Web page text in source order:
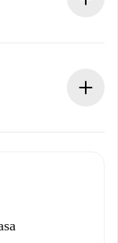
y te